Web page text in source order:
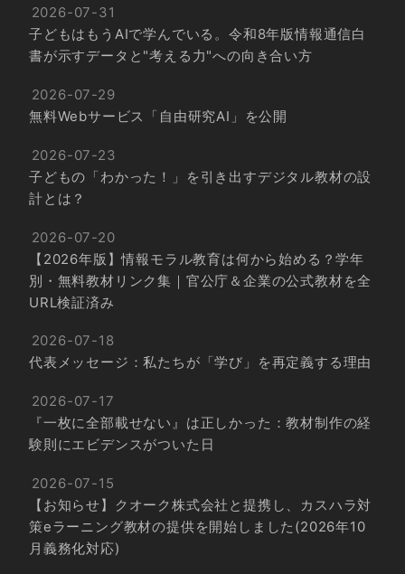
2026-07-31
子どもはもうAIで学んでいる。令和8年版情報通信白
書が示すデータと"考える力"への向き合い方
2026-07-29
無料Webサービス「自由研究AI」を公開
2026-07-23
子どもの「わかった！」を引き出すデジタル教材の設
計とは？
2026-07-20
【2026年版】情報モラル教育は何から始める？学年
別・無料教材リンク集｜官公庁＆企業の公式教材を全
URL検証済み
2026-07-18
代表メッセージ：私たちが「学び」を再定義する理由
2026-07-17
『一枚に全部載せない』は正しかった：教材制作の経
験則にエビデンスがついた日
2026-07-15
【お知らせ】クオーク株式会社と提携し、カスハラ対
策eラーニング教材の提供を開始しました(2026年10
月義務化対応)